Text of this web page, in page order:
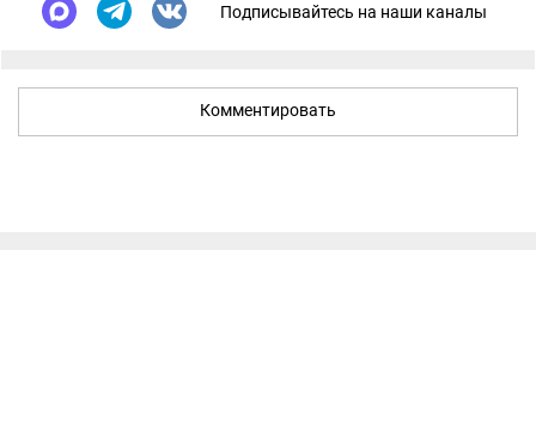
Подписывайтесь на наши каналы
Комментировать